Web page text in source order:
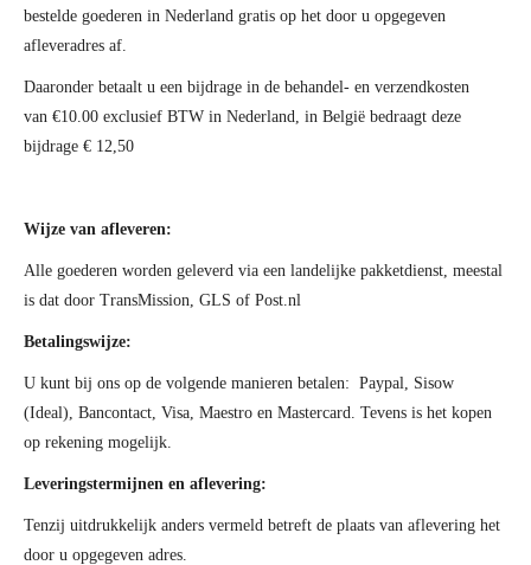
bestelde goederen in Nederland gratis op het door u opgegeven
afleveradres af.
Daaronder betaalt u een bijdrage in de behandel- en verzendkosten
van €10.00 exclusief BTW in Nederland, in België bedraagt deze
bijdrage € 12,50
Wijze van afleveren:
Alle goederen worden geleverd via een landelijke pakketdienst, meestal
is dat door TransMission, GLS of Post.nl
Betalingswijze:
U kunt bij ons op de volgende manieren betalen: Paypal, Sisow
(Ideal), Bancontact, Visa, Maestro en Mastercard. Tevens is het kopen
op rekening mogelijk.
Leveringstermijnen en aflevering:
Tenzij uitdrukkelijk anders vermeld betreft de plaats van aflevering het
door u opgegeven adres.